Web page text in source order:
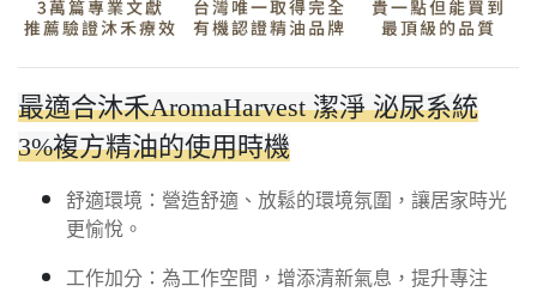
最適合沐禾AromaHarvest 潔淨 泌尿系統
3%複方精油的使用時機
舒適環境：營造舒適、放鬆的環境氛圍，讓居家時光
更愉悅。
工作加分：為工作空間，增添清新氣息，提升專注